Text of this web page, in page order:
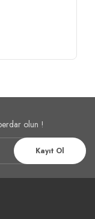
olun !
Kayıt Ol